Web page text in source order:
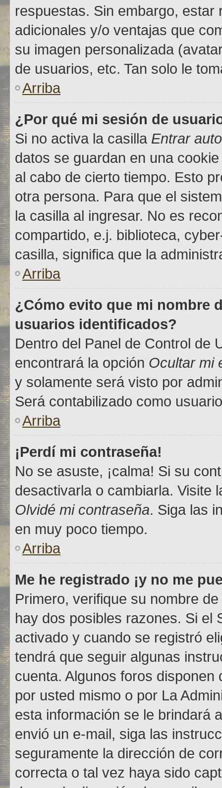
respuestas. Sin embargo,
adicionales y/o ventajas que
su imagen personalizada
de usuarios, etc. Tan solo le
Arriba
¿Por qué mi sesión de
Si no activa la casilla Entrar
datos se guardan en una
al cabo de cierto tiempo. Esto
otra persona. Para que el
la casilla al ingresar. No es
compartido, e.j. biblioteca,
casilla, significa que la
Arriba
¿Cómo evito que mi nombre
usuarios identificados?
Dentro del Panel de Control de
encontrará la opción Ocultar mi
y solamente será visto por
Será contabilizado como
Arriba
¡Perdí mi contraseña!
No se asuste, ¡calma! Si su
desactivarla o cambiarla. Visite
Olvidé mi contraseña. Siga las
en muy poco tiempo.
Arriba
Me he registrado ¡y no me
Primero, verifique su nombre
hay dos posibles razones. Si el
activado y cuando se registró
tendrá que seguir algunas
cuenta. Algunos foros
por usted mismo o por La
esta información se le brindará
envió un e-mail, siga las
seguramente la dirección de
correcta o tal vez haya sido